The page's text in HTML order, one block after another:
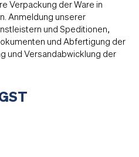
Verpackung der Ware in
Anmeldung unserer
und Speditionen,
und Abfertigung der
und Versandabwicklung der